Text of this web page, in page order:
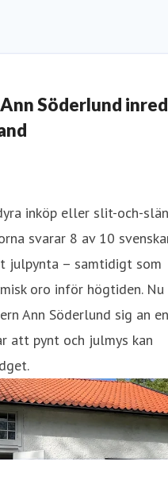
Söderlund
inköp eller slit-och-
svarar 8 av 10
julpynta – samtidigt som
oro inför högtiden.
Ann Söderlund sig an en
att pynt och julmys kan